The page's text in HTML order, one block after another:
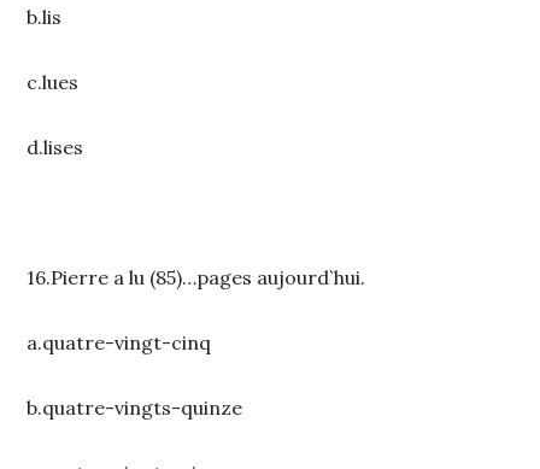
b.lis
c.lues
d.lises
16.Pierre a lu (85)…pages aujourd`hui.
a.quatre-vingt-cinq
b.quatre-vingts-quinze